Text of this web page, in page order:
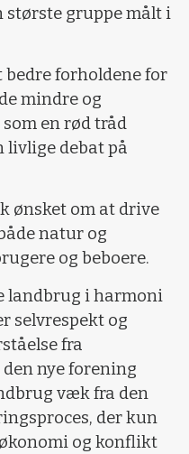
største gruppe målt i
forholdene for
mindre og
en rød tråd
livlige debat på
ønsket om at drive
natur og
og beboere.
landbrug i harmoni
selvrespekt og
fra
nye forening
væk fra den
der kun
og konflikt